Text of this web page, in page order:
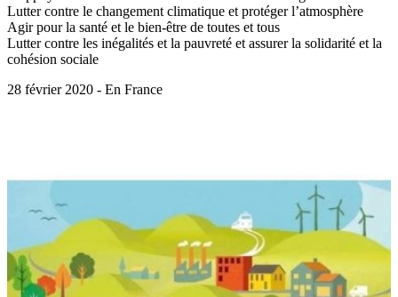
Lutter contre le changement climatique et protéger l’atmosphère
Agir pour la santé et le bien-être de toutes et tous
Lutter contre les inégalités et la pauvreté et assurer la solidarité et la
cohésion sociale
28 février 2020 - En France